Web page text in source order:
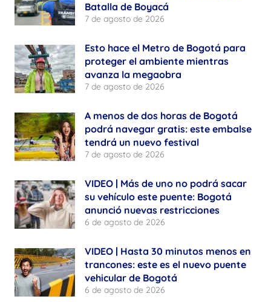
Batalla de Boyacá
7 de agosto de 2026
Esto hace el Metro de Bogotá para
proteger el ambiente mientras
avanza la megaobra
7 de agosto de 2026
A menos de dos horas de Bogotá
podrá navegar gratis: este embalse
tendrá un nuevo festival
7 de agosto de 2026
VIDEO | Más de uno no podrá sacar
su vehículo este puente: Bogotá
anunció nuevas restricciones
6 de agosto de 2026
VIDEO | Hasta 30 minutos menos en
trancones: este es el nuevo puente
vehicular de Bogotá
6 de agosto de 2026